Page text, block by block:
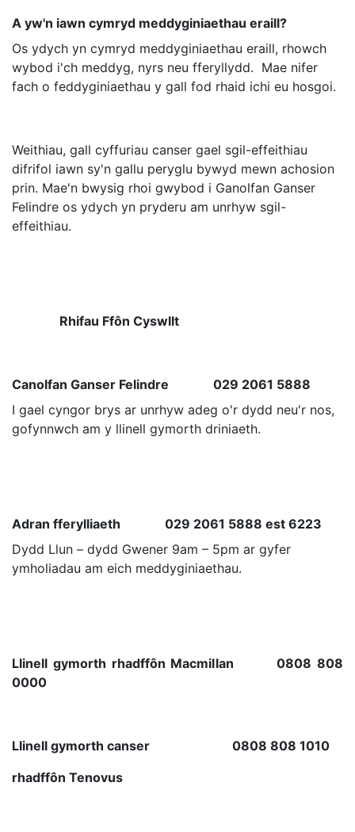
A yw'n iawn cymryd meddyginiaethau eraill?
Os ydych yn cymryd meddyginiaethau eraill, rhowch
wybod i'ch meddyg, nyrs neu fferyllydd. Mae nifer
fach o feddyginiaethau y gall fod rhaid ichi eu hosgoi.
Weithiau, gall cyffuriau canser gael sgil-effeithiau
difrifol iawn sy'n gallu peryglu bywyd mewn achosion
prin. Mae'n bwysig rhoi gwybod i Ganolfan Ganser
Felindre os ydych yn pryderu am unrhyw sgil-
effeithiau.
Rhifau Ffôn Cyswllt
Canolfan Ganser Felindre 029 2061 5888
I gael cyngor brys ar unrhyw adeg o'r dydd neu'r nos,
gofynnwch am y llinell gymorth driniaeth.
Adran fferylliaeth 029 2061 5888 est 6223
Dydd Llun – dydd Gwener 9am – 5pm ar gyfer
ymholiadau am eich meddyginiaethau.
Llinell gymorth rhadffôn Macmillan 0808 808
0000
Llinell gymorth canser 0808 808 1010
rhadffôn Tenovus